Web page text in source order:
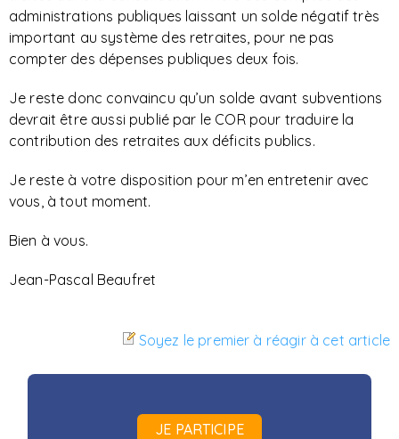
administrations publiques laissant un solde négatif très
important au système des retraites, pour ne pas
compter des dépenses publiques deux fois.
Je reste donc convaincu qu’un solde avant subventions
devrait être aussi publié par le COR pour traduire la
contribution des retraites aux déficits publics.
Je reste à votre disposition pour m’en entretenir avec
vous, à tout moment.
Bien à vous.
Jean-Pascal Beaufret
Soyez le premier à réagir à cet article
JE PARTICIPE